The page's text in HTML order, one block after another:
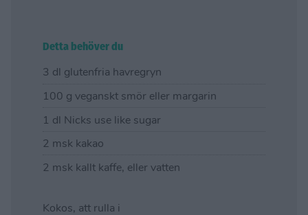
Detta behöver du
3 dl glutenfria havregryn
100 g veganskt smör eller margarin
1 dl Nicks use like sugar
2 msk kakao
2 msk kallt kaffe, eller vatten
Kokos, att rulla i